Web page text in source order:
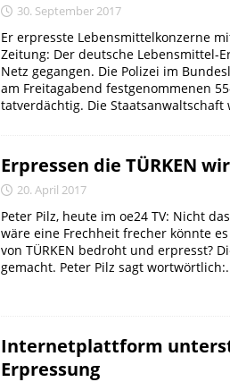
30. September 2017
Er erpresste Lebensmittelkonzerne
Zeitung: Der deutsche Lebensmittel-
Netz gegangen. Die Polizei im
am Freitagabend festgenommenen
tatverdächtig. Die Staatsanwaltschaft
Erpressen die TÜRKEN
20. April 2017
Peter Pilz, heute im oe24 TV: Nicht
wäre eine Frechheit frecher könnte
von TÜRKEN bedroht und erpresst?
gemacht. Peter Pilz sagt
Internetplattform
Erpressung